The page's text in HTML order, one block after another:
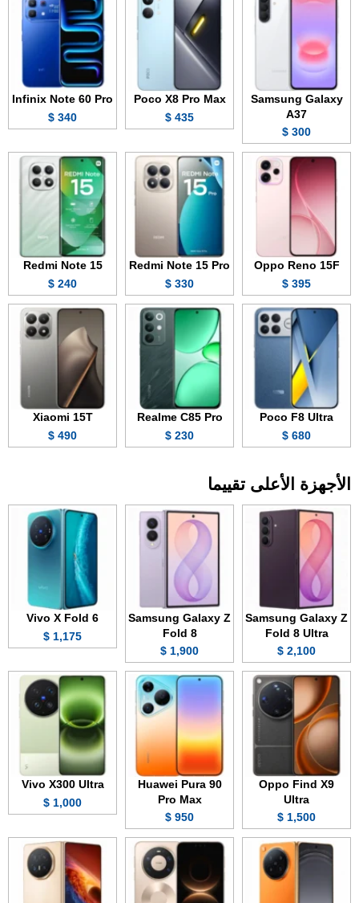
Samsung Galaxy
A37
300 $
Poco X8 Pro Max
435 $
Infinix Note 60 Pro
340 $
Oppo Reno 15F
395 $
Redmi Note 15 Pro
330 $
Redmi Note 15
240 $
Poco F8 Ultra
680 $
Realme C85 Pro
230 $
Xiaomi 15T
490 $
الأجهزة الأعلى تقييما
Samsung Galaxy Z
Fold 8 Ultra
2,100 $
Samsung Galaxy Z
Fold 8
1,900 $
Vivo X Fold 6
1,175 $
Oppo Find X9
Ultra
1,500 $
Huawei Pura 90
Pro Max
950 $
Vivo X300 Ultra
1,000 $